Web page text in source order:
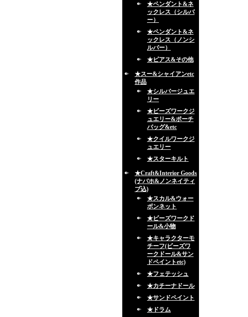
★ペンダント&ネ
ックレス（シルバ
ー）
★ペンダント&ネ
ックレス（ノンシ
ルバー）
★ピアス&その他
★スー&シャイアンetc
作品
★シルバージュエ
リー
★ビーズワークジ
ュエリー&ポーチ
バッグ&etc
★クイルワークジ
ュエリー
★スターキルト
★Craft&Interior Goods
(ナバホ&ノンネイティ
ブ込)
★スカル&ウォー
ボンネット
★ビーズワークド
ール&小物
★キャラクターモ
チーフ(ビーズワ
ークドール&サン
ドペイントetc)
★フェテッシュ
★カチーナドール
★サンドペイント
★ドラム